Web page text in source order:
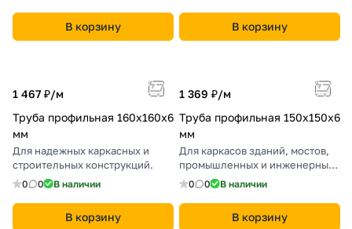
В корзину В корзину
1 467 ₽/м
Труба профильная 160х160х6
мм
Для надежных каркасных и
строительных конструкций.
0 0 В наличии
В корзину
1 369 ₽/м
Труба профильная 150х150х6
мм
Для каркасов зданий, мостов,
промышленных и инженерных
конструкций.
0 0 В наличии
В корзину